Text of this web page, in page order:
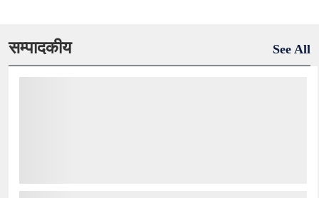
सम्पादकीय See All